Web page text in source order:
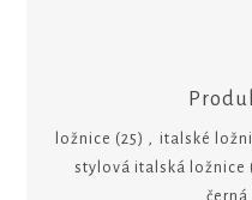
ložnice (25) italské
stylová italská ložnice
černá